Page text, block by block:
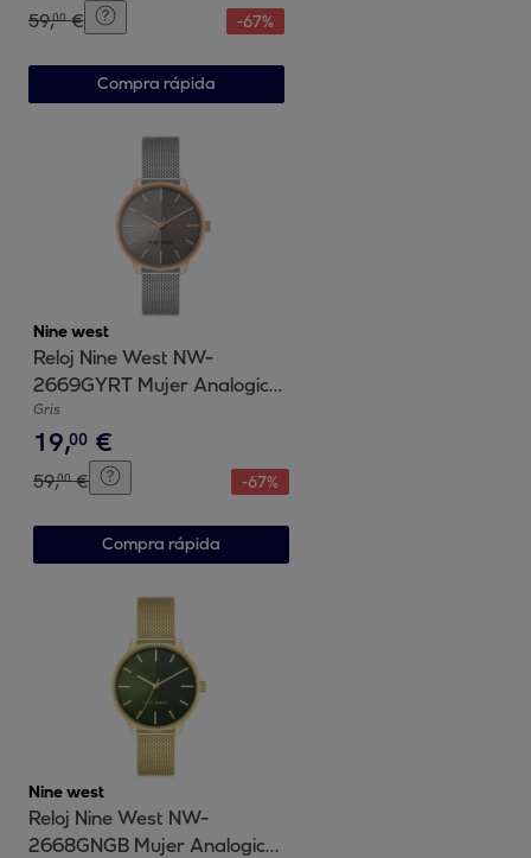
59,00 € -67%
Compra rápida
Nine west
Reloj Nine West NW-
2669GYRT Mujer Analogico
Cuarzo con Correa de Acero
inoxidable
Gris
19,00 €
59,00 € -67%
Compra rápida
Nine west
Reloj Nine West NW-
2668GNGB Mujer Analogico